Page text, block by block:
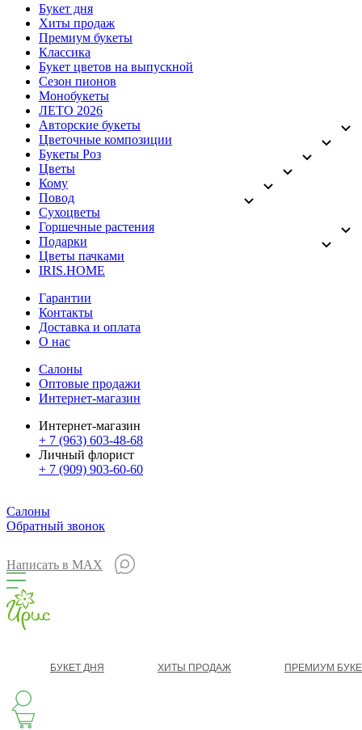
Букет дня
Хиты продаж
Премиум букеты
Классика
Букет цветов на выпускной
Сезон пионов
Монобукеты
ЛЕТО 2026
Авторские букеты
Цветочные композиции
Букеты Роз
Цветы
Кому
Повод
Сухоцветы
Горшечные растения
Подарки
Цветы пачками
IRIS.HOME
Гарантии
Контакты
Доставка и оплата
О нас
Салоны
Оптовые продажи
Интернет-магазин
Интернет-магазин
+ 7 (963) 603-48-68
Личный флорист
+ 7 (909) 903-60-60
Салоны
Обратный звонок
Написать в MAX
БУКЕТ ДНЯ ХИТЫ ПРОДАЖ ПРЕМИУМ